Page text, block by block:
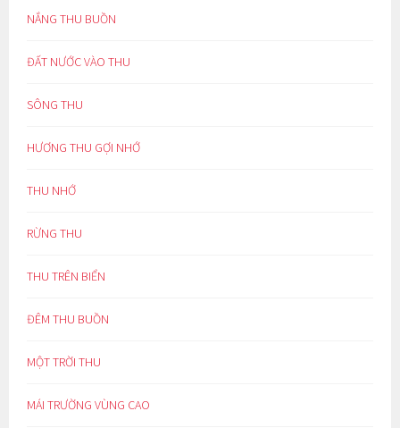
NẮNG THU BUỒN
ĐẤT NƯỚC VÀO THU
SÔNG THU
HƯƠNG THU GỢI NHỚ
THU NHỚ
RỪNG THU
THU TRÊN BIỂN
ĐÊM THU BUỒN
MỘT TRỜI THU
MÁI TRƯỜNG VÙNG CAO